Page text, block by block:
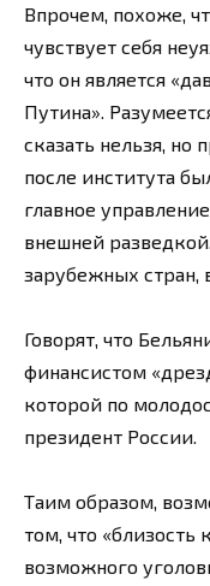
Впрочем, похоже,
чувствует себя
что он является
Путина».
сказать нельзя, но
после института
главное
внешней
зарубежных стран,
Говорят, что
финансистом
которой по
президент России.
Таим образом,
том, что «близость
возможного